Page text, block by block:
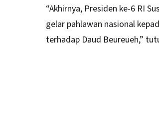
“Akhirnya, Presiden ke-6 RI
gelar pahlawan nasional
terhadap Daud Beureueh,”